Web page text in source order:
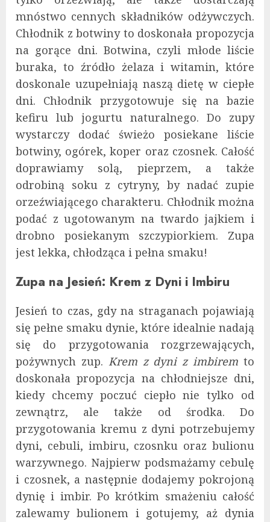
mnóstwo cennych składników odżywczych.
Chłodnik z botwiny to doskonała propozycja
na gorące dni. Botwina, czyli młode liście
buraka, to źródło żelaza i witamin, które
doskonale uzupełniają naszą dietę w ciepłe
dni. Chłodnik przygotowuje się na bazie
kefiru lub jogurtu naturalnego. Do zupy
wystarczy dodać świeżo posiekane liście
botwiny, ogórek, koper oraz czosnek. Całość
doprawiamy solą, pieprzem, a także
odrobiną soku z cytryny, by nadać zupie
orzeźwiającego charakteru. Chłodnik można
podać z ugotowanym na twardo jajkiem i
drobno posiekanym szczypiorkiem. Zupa
jest lekka, chłodząca i pełna smaku!
Zupa na Jesień: Krem z Dyni i Imbiru
Jesień to czas, gdy na straganach pojawiają
się pełne smaku dynie, które idealnie nadają
się do przygotowania rozgrzewających,
pożywnych zup. Krem z dyni z imbirem to
doskonała propozycja na chłodniejsze dni,
kiedy chcemy poczuć ciepło nie tylko od
zewnątrz, ale także od środka. Do
przygotowania kremu z dyni potrzebujemy
dyni, cebuli, imbiru, czosnku oraz bulionu
warzywnego. Najpierw podsmażamy cebulę
i czosnek, a następnie dodajemy pokrojoną
dynię i imbir. Po krótkim smażeniu całość
zalewamy bulionem i gotujemy, aż dynia